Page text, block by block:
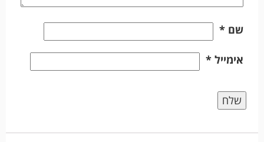
שם *
אימייל *